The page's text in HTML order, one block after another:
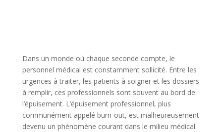
Dans un monde où chaque seconde compte, le
personnel médical est constamment sollicité. Entre les
urgences à traiter, les patients à soigner et les dossiers
à remplir, ces professionnels sont souvent au bord de
l’épuisement. L’épuisement professionnel, plus
communément appelé burn-out, est malheureusement
devenu un phénomène courant dans le milieu médical.